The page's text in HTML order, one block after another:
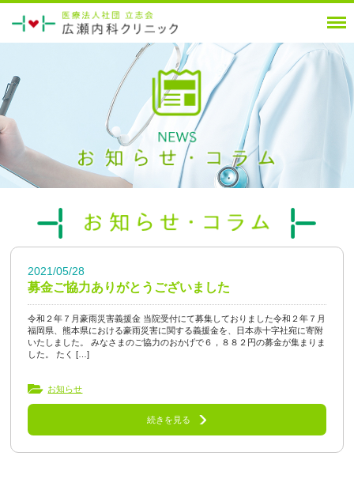
2021/05/28
募金ご協力ありがとうございました
令和２年７月豪雨災害義援金 当院受付にて募集しておりました令和２年７月
福岡県、熊本県における豪雨災害に関する義援金を、日本赤十字社宛に寄附
いたしました。 みなさまのご協力のおかげで６，８８２円の募金が集まりま
した。 たく […]
お知らせ
続きを見る